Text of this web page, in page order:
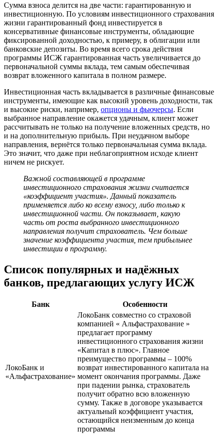
Сумма взноса делится на две части: гарантированную и
инвестиционную. По условиям инвестиционного страхования
жизни гарантированный фонд инвестируется в
консервативные финансовые инструменты, обладающие
фиксированной доходностью, к примеру, в облигации или
банковские депозиты. Во время всего срока действия
программы ИСЖ гарантированная часть увеличивается до
первоначальной суммы вклада, тем самым обеспечивая
возврат вложенного капитала в полном размере.
Инвестиционная часть вкладывается в различные финансовые
инструменты, имеющие как высокий уровень доходности, так
и высокие риски, например, опционы и фьючерсы. Если
выбранное направление окажется удачным, клиент может
рассчитывать не только на получение вложенных средств, но
и на дополнительную прибыль. При неудачном выборе
направления, вернётся только первоначальная сумма вклада.
Это значит, что даже при неблагоприятном исходе клиент
ничем не рискует.
Важной составляющей в программе
инвестиционного страхования жизни считается
«коэффициент участия». Данный показатель
применяется либо ко всему взносу, либо только к
инвестиционной части. Он показывает, какую
часть от роста выбранного инвестиционного
направления получит страхователь. Чем больше
значение коэффициента участия, тем прибыльнее
инвестиции в программу.
Список популярных и надёжных
банков, предлагающих услугу ИСЖ
Банк Особенности
ЛокоБанк и
«Альфастрахование»
ЛокоБанк совместно со страховой
компанией « Альфастрахование »
предлагает программу
инвестиционного страхования жизни
«Капитал в плюс». Главное
преимущество программы – 100%
возврат инвестированного капитала на
момент окончания программы. Даже
при падении рынка, страхователь
получит обратно всю вложенную
сумму. Также в договоре указывается
актуальный коэффициент участия,
остающийся неизменным до конца
программы